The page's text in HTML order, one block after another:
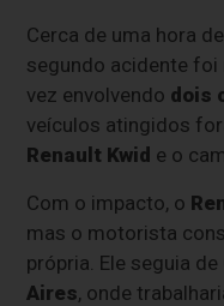
Cerca de uma hora
segundo acidente
vez envolvendo dois
veículos atingidos
Renault Kwid e o
Com o impacto, o
mas o motorista
própria. Ele seguia de
Aires, onde